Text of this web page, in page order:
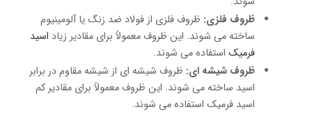
ظروف فلزی: ظروف فلزی از فولاد ضد زنگ یا آلومینیوم
ساخته می شوند. این ظروف معمولاً برای مقادیر زیاد اسید
فرمیک استفاده می شوند.
ظروف شیشه ای: ظروف شیشه ای از شیشه مقاوم در برابر
اسید ساخته می شوند. این ظروف معمولاً برای مقادیر کم
اسید فرمیک استفاده می شوند.